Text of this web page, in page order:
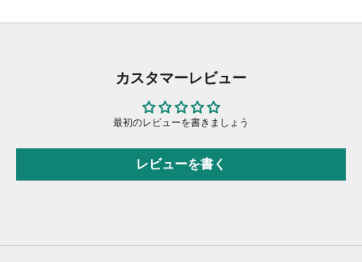
カスタマーレビュー
最初のレビューを書きましょう
レビューを書く